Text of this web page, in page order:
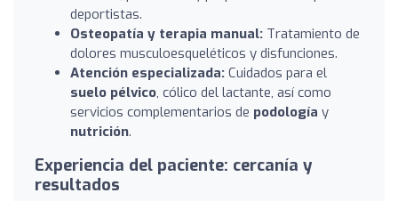
deportistas.
Osteopatía y terapia manual: Tratamiento de
dolores musculoesqueléticos y disfunciones.
Atención especializada: Cuidados para el
suelo pélvico, cólico del lactante, así como
servicios complementarios de podología y
nutrición.
Experiencia del paciente: cercanía y
resultados